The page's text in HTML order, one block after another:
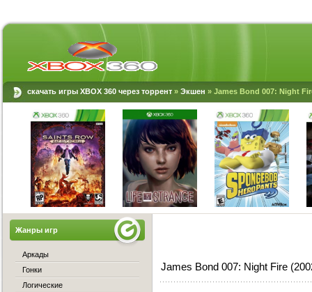
скачать игры XBOX 360 через торрент » Экшен » James Bond 007: Night
James Bond 007: Night Fire
Жанры игр
Аркады
Гонки
Логические